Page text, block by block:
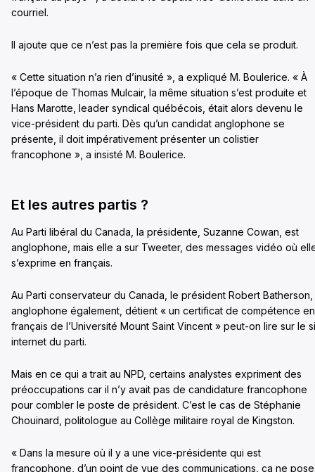
courriel.
Il ajoute que ce n’est pas la première fois que cela se produit.
« Cette situation n’a rien d’inusité », a expliqué M. Boulerice. « À
l’époque de Thomas Mulcair, la même situation s’est produite et
Hans Marotte, leader syndical québécois, était alors devenu le
vice-président du parti. Dès qu’un candidat anglophone se
présente, il doit impérativement présenter un colistier
francophone », a insisté M. Boulerice.
Et les autres partis ?
Au Parti libéral du Canada, la présidente, Suzanne Cowan, est
anglophone, mais elle a sur Tweeter, des messages vidéo où
s’exprime en français.
Au Parti conservateur du Canada, le président Robert Batherson,
anglophone également, détient « un certificat de compétence en
français de l’Université Mount Saint Vincent » peut-on lire sur le
internet du parti.
Mais en ce qui a trait au NPD, certains analystes expriment des
préoccupations car il n’y avait pas de candidature francophone
pour combler le poste de président. C’est le cas de Stéphanie
Chouinard, politologue au Collège militaire royal de Kingston.
« Dans la mesure où il y a une vice-présidente qui est
francophone, d’un point de vue des communications, ça ne pose